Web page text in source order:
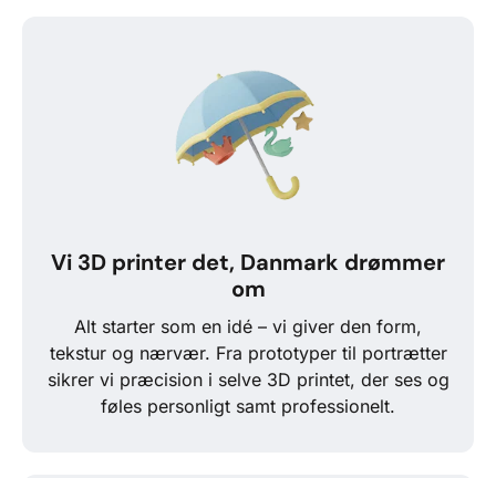
Vi 3D printer det, Danmark drømmer
om
Alt starter som en idé – vi giver den form,
tekstur og nærvær. Fra prototyper til portrætter
sikrer vi præcision i selve 3D printet, der ses og
føles personligt samt professionelt.